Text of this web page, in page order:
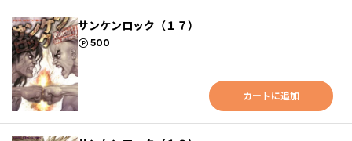
サンケンロック（１７）
500
ポイント
カートに追加